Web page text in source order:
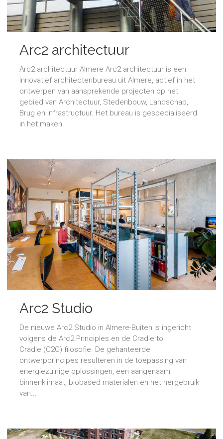
Arc2 architectuur
Arc2 architectuur Almere Arc2 architectuur is een
innovatief architectenbureau uit Almere, actief in het
ontwerpen van aansprekende projecten op het
gebied van Architectuur, Stedenbouw, Landschap,
Brug en Infrastructuur. Het bureau is gespecialiseerd
in het maken...
Arc2 Studio
De nieuwe Arc2 Studio in Almere-Buiten is ingericht
volgens de Arc2 Principles en de Cradle to
Cradle (C2C) filosofie. De gehanteerde
ontwerpprincipes resulteren in de toepassing van
energiezuinige oplossingen, een aangenaam
binnenklimaat, biobased materialen en het hergebruik
van...